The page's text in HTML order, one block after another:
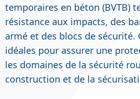
temporaires en béton (BVTB)
résistance aux impacts, des
armé et des blocs de sécurité.
idéales pour assurer une
les domaines de la sécurité
construction et de la